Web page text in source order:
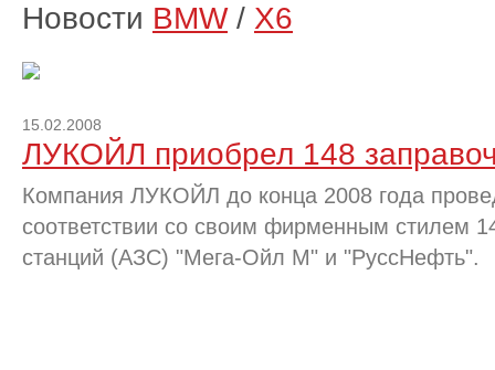
Новости BMW/ X6
15.02.2008
ЛУКОЙЛ приобрел 148
Компания ЛУКОЙЛ до конца 2008 года
соответствии со своим фирменным стилем
станций (АЗС) "Мега-Ойл М" и "РуссНефть".